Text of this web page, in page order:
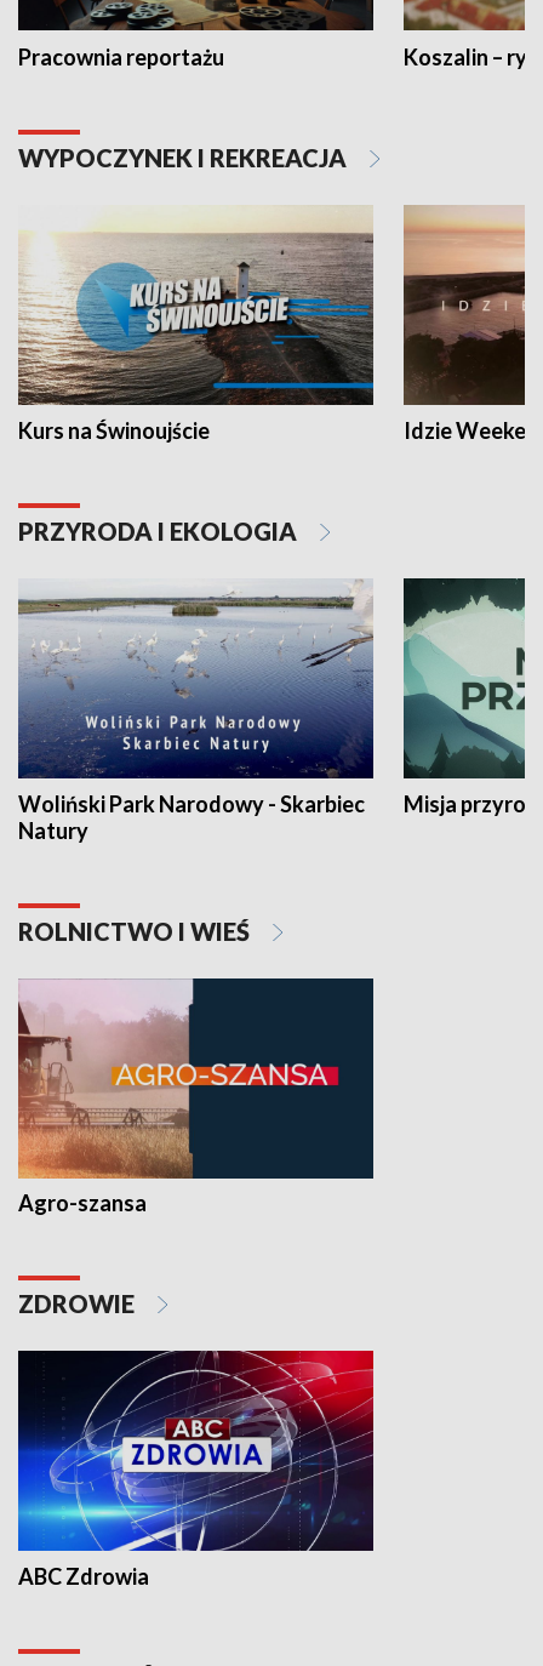
Pracownia reportażu Koszalin –
WYPOCZYNEK I REKREACJA
Kurs na Świnoujście Idzie
PRZYRODA I EKOLOGIA
Woliński Park Narodowy - Skarbiec
Natury
Misja
ROLNICTWO I WIEŚ
Agro-szansa
ZDROWIE
ABC Zdrowia